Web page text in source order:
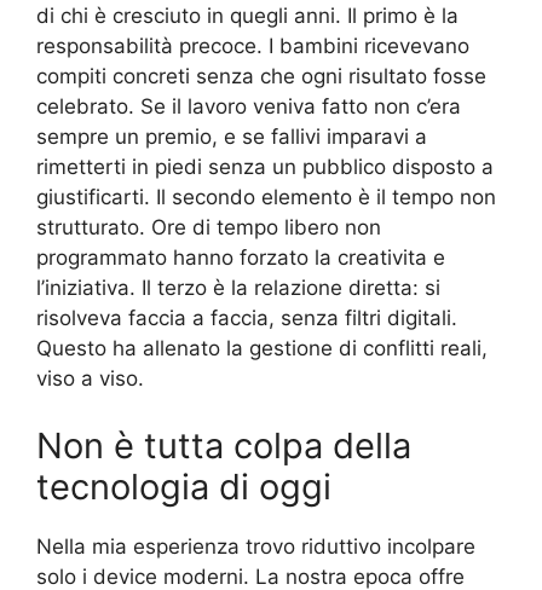
di chi è cresciuto in quegli anni. Il primo è la
responsabilità precoce. I bambini ricevevano
compiti concreti senza che ogni risultato fosse
celebrato. Se il lavoro veniva fatto non c’era
sempre un premio, e se fallivi imparavi a
rimetterti in piedi senza un pubblico disposto a
giustificarti. Il secondo elemento è il tempo non
strutturato. Ore di tempo libero non
programmato hanno forzato la creativita e
l’iniziativa. Il terzo è la relazione diretta: si
risolveva faccia a faccia, senza filtri digitali.
Questo ha allenato la gestione di conflitti reali,
viso a viso.
Non è tutta colpa della
tecnologia di oggi
Nella mia esperienza trovo riduttivo incolpare
solo i device moderni. La nostra epoca offre